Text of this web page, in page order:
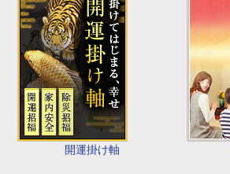
開運掛け軸